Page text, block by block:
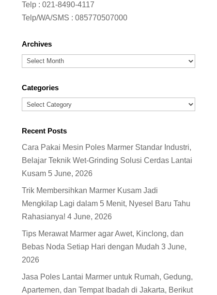
Telp : 021-8490-4117
Telp/WA/SMS : 085770507000
Archives
Archives
Categories
Categories
Recent Posts
Cara Pakai Mesin Poles Marmer Standar Industri,
Belajar Teknik Wet-Grinding Solusi Cerdas Lantai
Kusam 5 June, 2026
Trik Membersihkan Marmer Kusam Jadi
Mengkilap Lagi dalam 5 Menit, Nyesel Baru Tahu
Rahasianya! 4 June, 2026
Tips Merawat Marmer agar Awet, Kinclong, dan
Bebas Noda Setiap Hari dengan Mudah 3 June,
2026
Jasa Poles Lantai Marmer untuk Rumah, Gedung,
Apartemen, dan Tempat Ibadah di Jakarta, Berikut